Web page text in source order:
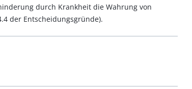
durch Krankheit die Wahrung von
der Entscheidungsgründe).